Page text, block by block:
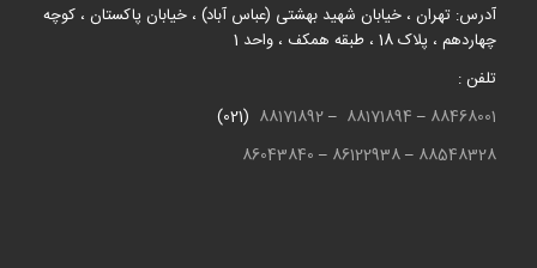
آدرس: تهران ، خیابان شهید بهشتی (عباس آباد) ، خیابان پاکستان ، کوچه
چهاردهم ، پلاک 18 ، طبقه همکف ، واحد 1
تلفن :
88468001
–
88171894
–
88171892
(021)
88548328
–
86122938
–
86043840